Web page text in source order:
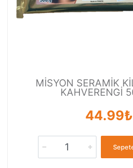
MİSYON SERAMİK
KAHVERENGİ
44.99₺